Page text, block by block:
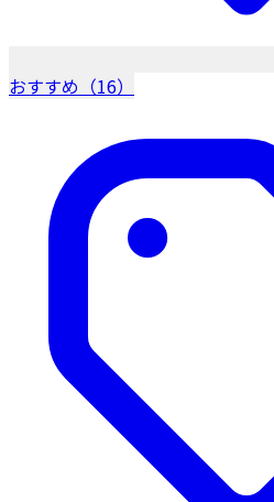
おすすめ（16）